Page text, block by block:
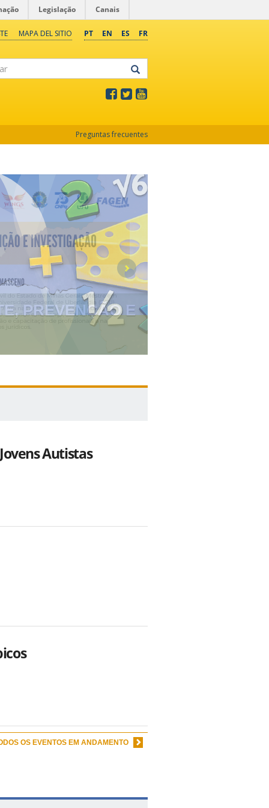
Legislação Canais
PT EN ES FR
MAPA DEL SITIO
Preguntas frecuentes
Autistas
OS EVENTOS EM ANDAMENTO